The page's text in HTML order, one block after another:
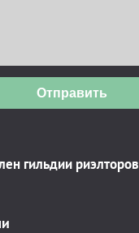
Отправить
гильдии